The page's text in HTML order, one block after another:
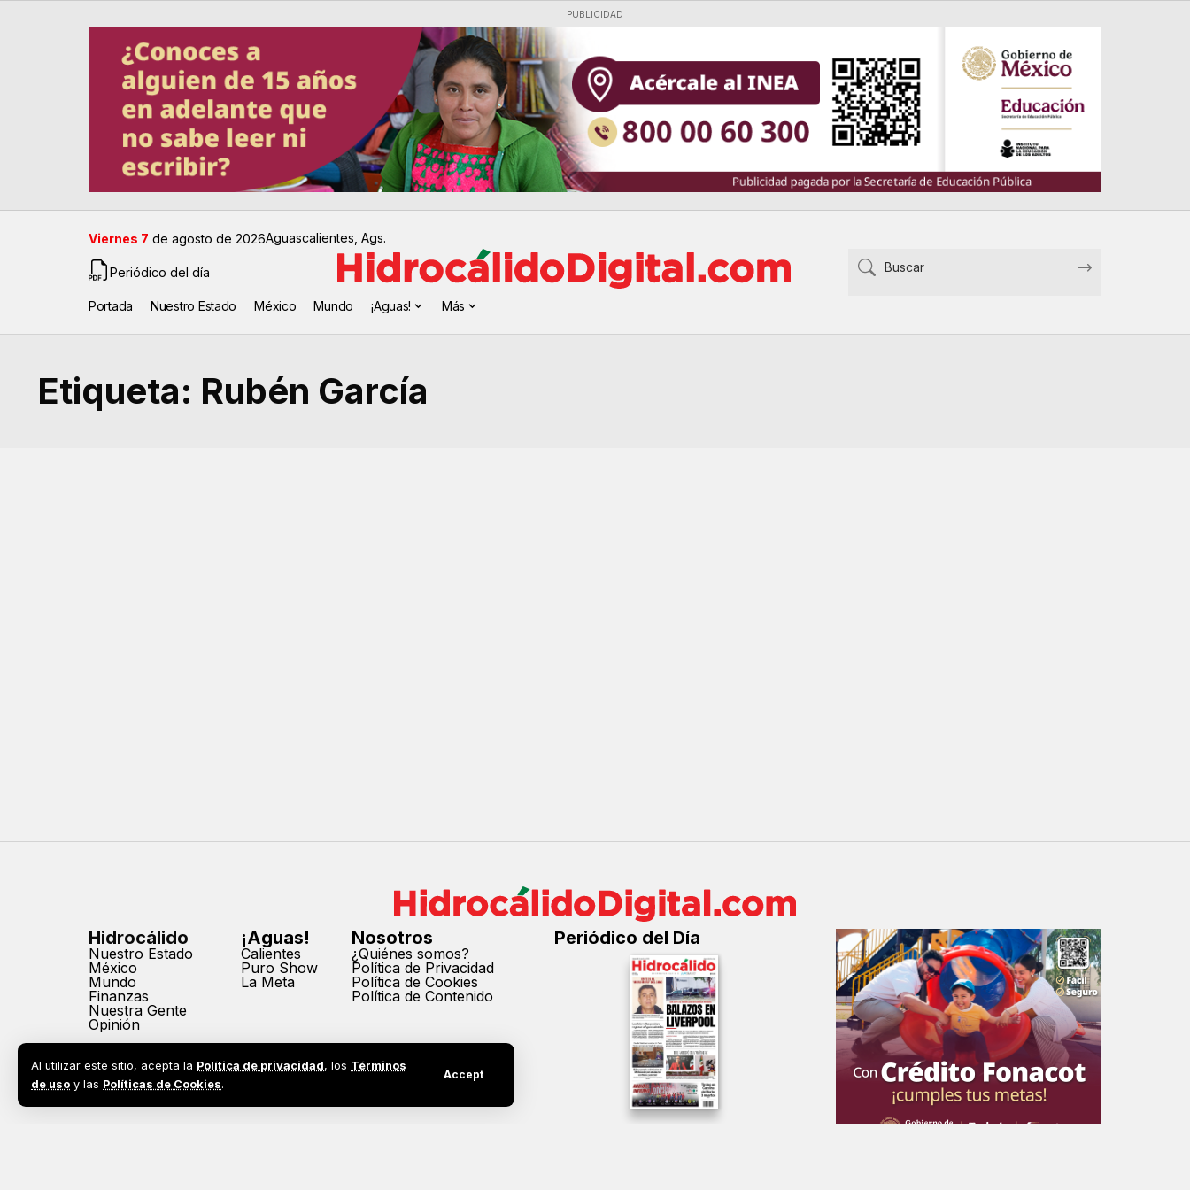
Al utilizar este sitio, acepta la Política de privacidad, los Términos
de uso y las Políticas de Cookies.
Accept
PUBLICIDAD
Viernes 7 de agosto de 2026Aguascalientes, Ags.
Periódico del día
Portada Nuestro Estado México Mundo ¡Aguas! Más
Etiqueta: Rubén García
Hidrocálido
Nuestro Estado
México
Mundo
Finanzas
Nuestra Gente
Opinión
¡Aguas!
Calientes
Puro Show
La Meta
Nosotros
¿Quiénes somos?
Política de Privacidad
Política de Cookies
Política de Contenido
Periódico del Día